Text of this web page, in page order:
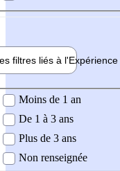
filtres liés à l'Expérience
demandée
Moins de 1 an
De 1 à 3 ans
Plus de 3 ans
Non renseignée